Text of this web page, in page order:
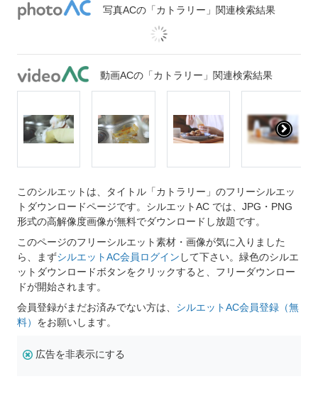
写真ACの「カトラリー」関連検索結果
動画ACの「カトラリー」関連検索結果
このシルエットは、タイトル「カトラリー」のフリーシルエッ
トダウンロードページです。シルエットAC では、JPG・PNG
形式の高解像度画像が無料でダウンロードし放題です。
このページのフリーシルエット素材・画像が気に入りました
ら、まずシルエットAC会員ログイン して下さい。緑色のシルエ
ットダウンロードボタンをクリックすると、フリーダウンロー
ドが開始されます。
会員登録がまだお済みでない方は、 シルエットAC会員登録（無
料） をお願いします。
広告を非表示にする